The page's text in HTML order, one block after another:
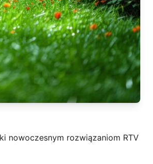
nowoczesnym rozwiązaniom RTV